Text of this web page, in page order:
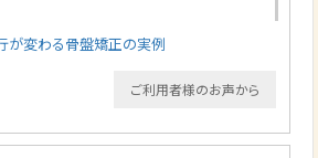
が変わる骨盤矯正の実例
ご利用者様のお声から